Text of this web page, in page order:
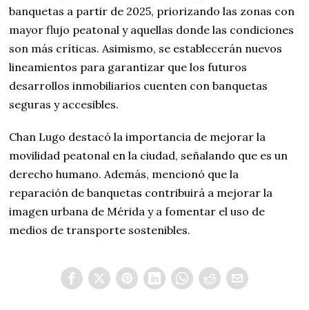
banquetas a partir de 2025, priorizando las zonas con
mayor flujo peatonal y aquellas donde las condiciones
son más críticas. Asimismo, se establecerán nuevos
lineamientos para garantizar que los futuros
desarrollos inmobiliarios cuenten con banquetas
seguras y accesibles.
Chan Lugo destacó la importancia de mejorar la
movilidad peatonal en la ciudad, señalando que es un
derecho humano. Además, mencionó que la
reparación de banquetas contribuirá a mejorar la
imagen urbana de Mérida y a fomentar el uso de
medios de transporte sostenibles.